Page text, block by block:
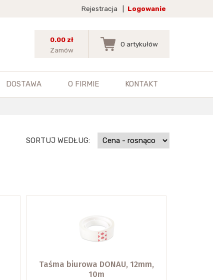
Rejestracja Logowanie
0.00 zł
Zamów
0 artykułów
DOSTAWA O FIRMIE KONTAKT
SORTUJ WEDŁUG:
Taśma biurowa DONAU, 12mm,
10m